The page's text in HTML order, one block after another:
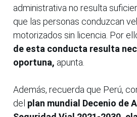
administrativa no resulta
que las personas conduzcan
motorizados sin licencia. Por
de esta conducta resulta
oportuna, apunta.
Además, recuerda que Perú,
del plan mundial Decenio de